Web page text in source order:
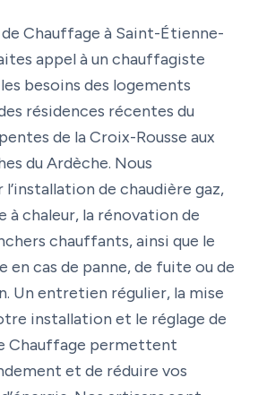
Chauffage à Saint-Étienne-
appel à un chauffagiste
besoins des logements
résidences récentes du
de la Croix-Rousse aux
du Ardèche. Nous
de chaudière gaz,
à chaleur, la rénovation de
chauffants, ainsi que le
en cas de panne, de fuite ou de
Un entretien régulier, la mise
installation et le réglage de
Chauffage permettent
et de réduire vos